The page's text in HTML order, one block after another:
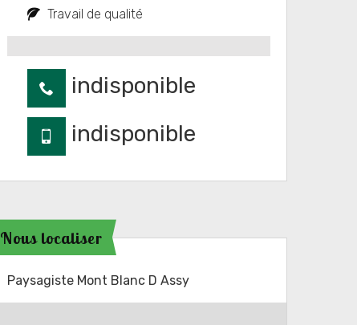
Travail de qualité
indisponible
indisponible
Nous localiser
Paysagiste Mont Blanc D Assy